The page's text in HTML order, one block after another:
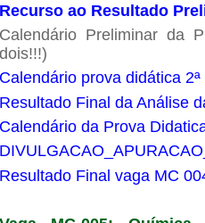
Recurso ao Resultado
Calendário Preliminar da
dois!!!)
Calendário prova didática
Resultado Final da Análise
Calendário da Prova
Resultado Final vaga MC